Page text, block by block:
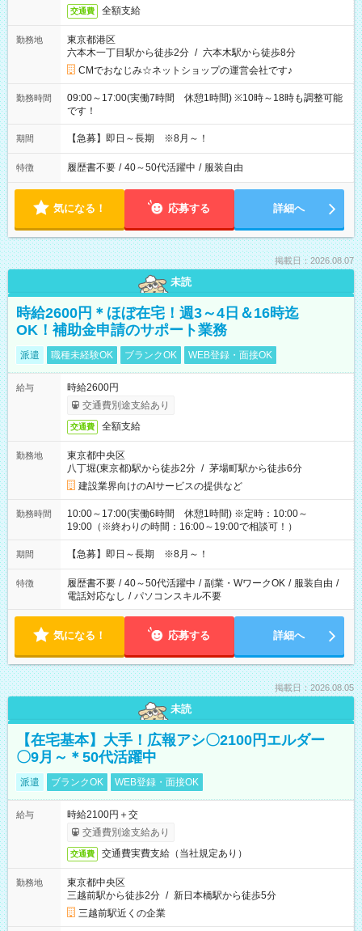
交通費 全額支給
勤務地
東京都港区
六本木一丁目駅から徒歩2分 / 六本木駅から徒歩8分
CMでおなじみ☆ネットショップの運営会社です♪
勤務時間
09:00～17:00(実働7時間 休憩1時間) ※10時～18時も調整可能
です！
期間 【急募】即日～長期 ※8月～！
特徴 履歴書不要 / 40～50代活躍中 / 服装自由
気になる！ 応募する 詳細へ
掲載日：2026.08.07
未読
時給2600円＊ほぼ在宅！週3～4日＆16時迄
OK！補助金申請のサポート業務
派遣 職種未経験OK ブランクOK WEB登録・面接OK
給与
時給2600円
交通費別途支給あり
交通費 全額支給
勤務地
東京都中央区
八丁堀(東京都)駅から徒歩2分 / 茅場町駅から徒歩6分
建設業界向けのAIサービスの提供など
勤務時間
10:00～17:00(実働6時間 休憩1時間) ※定時：10:00～
19:00（※終わりの時間：16:00～19:00で相談可！）
期間 【急募】即日～長期 ※8月～！
特徴 履歴書不要 / 40～50代活躍中 / 副業・WワークOK / 服装自由 /
電話対応なし / パソコンスキル不要
気になる！ 応募する 詳細へ
掲載日：2026.08.05
未読
【在宅基本】大手！広報アシ〇2100円エルダー
〇9月～＊50代活躍中
派遣 ブランクOK WEB登録・面接OK
給与
時給2100円＋交
交通費別途支給あり
交通費 交通費実費支給（当社規定あり）
勤務地
東京都中央区
三越前駅から徒歩2分 / 新日本橋駅から徒歩5分
三越前駅近くの企業